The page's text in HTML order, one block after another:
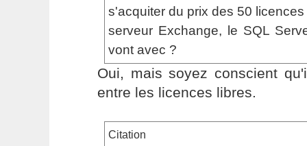
s'acquiter du prix des 50
serveur Exchange, le SQL
vont avec ?
Oui, mais soyez conscient
entre les licences libres.
Citation